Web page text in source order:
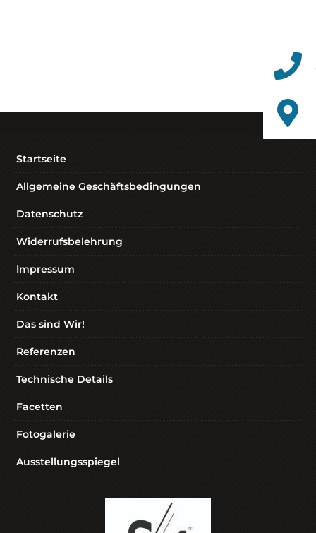
Startseite
Allgemeine Geschäftsbedingungen
Datenschutz
Widerrufsbelehrung
Impressum
Kontakt
Das sind Wir!
Referenzen
Technische Details
Facetten
Fotogalerie
Ausstellungsspiegel